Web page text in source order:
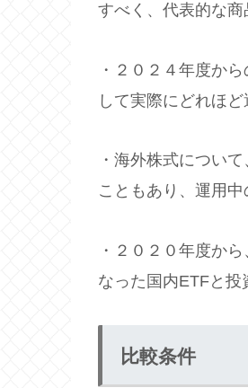
すべく、代表的な商
・２０２４年度か
して実際にどれほ
・海外株式につい
こともあり、運用
・２０２０年度か
なった国内ETFと投
比較条件